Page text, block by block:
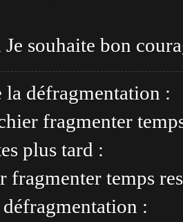
Je souhaite bon
la défragmentation :
fragmenter
plus tard :
fragmenter temps
: